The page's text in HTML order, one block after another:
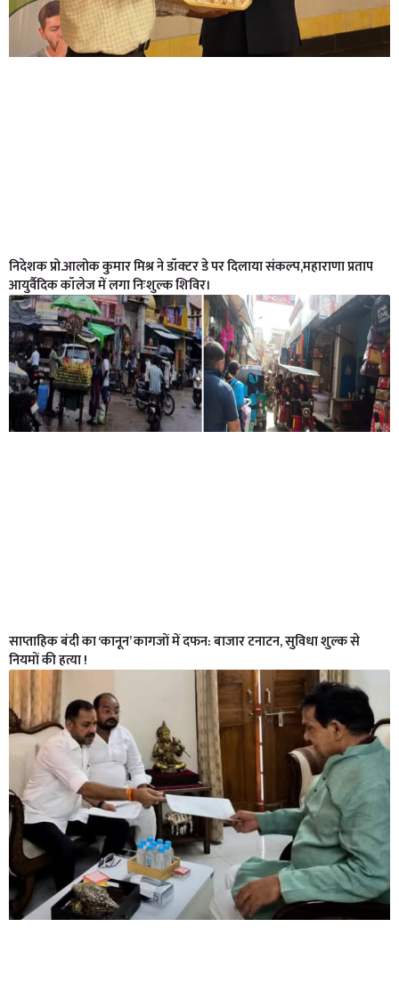
निदेशक प्रो.आलोक कुमार मिश्र ने डॉक्टर डे पर दिलाया संकल्प,महाराणा प्रताप
आयुर्वैदिक कॉलेज में लगा निःशुल्क शिविर।
साप्ताहिक बंदी का ‘कानून’ कागजों में दफन: बाजार टनाटन, सुविधा शुल्क से
नियमों की हत्या !